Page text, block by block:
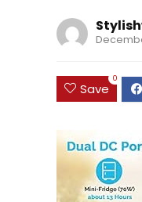
Save
0